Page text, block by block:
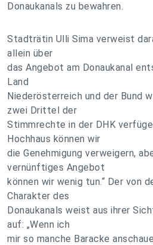
Donaukanals zu bewahren.
Stadträtin Ulli Sima verweist
allein über
das Angebot am Donaukanal
Land
Niederösterreich und der Bund
zwei Drittel der
Stimmrechte in der DHK
Hochhaus können wir
die Genehmigung verweigern,
vernünftiges Angebot
können wir wenig tun.“ Der von
Charakter des
Donaukanals weist aus ihrer
auf: „Wenn ich
mir so manche Baracke